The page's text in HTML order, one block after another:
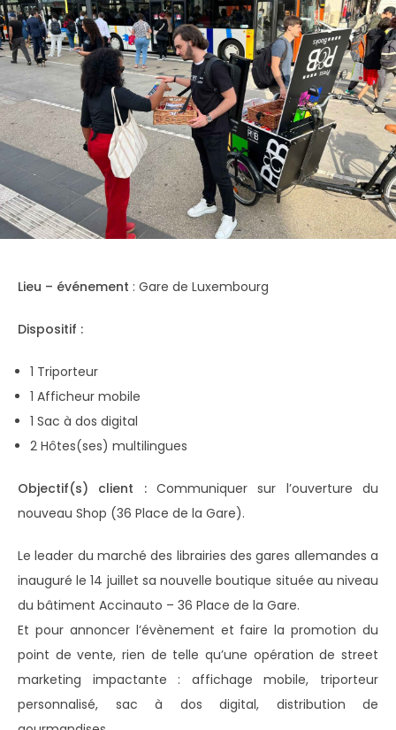
Lieu – événement : Gare de Luxembourg
Dispositif :
1 Triporteur
1 Afficheur mobile
1 Sac à dos digital
2 Hôtes(ses) multilingues
Objectif(s) client :Communiquer sur l’ouverture du
nouveau Shop (36 Place de la Gare).
Le leader du marché des librairies des gares allemandes a
inauguré le 14 juillet sa nouvelle boutique située au niveau
du bâtiment Accinauto – 36 Place de la Gare.
Et pour annoncer l’évènement et faire la promotion du
point de vente, rien de telle qu’une opération de street
marketing impactante : affichage mobile, triporteur
personnalisé, sac à dos digital, distribution de